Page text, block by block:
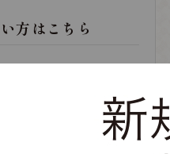
方はこちら
こちらから登録をお願い
録